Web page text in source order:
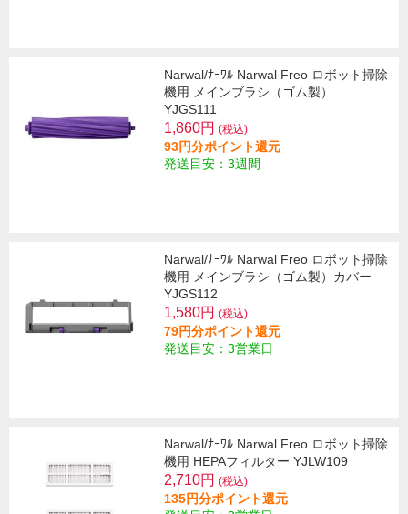
Narwal/ﾅｰﾜﾙ Narwal Freo ロボット掃除
機用 メインブラシ（ゴム製）
YJGS111
1,860円 (税込)
93円分ポイント還元
発送目安：3週間
Narwal/ﾅｰﾜﾙ Narwal Freo ロボット掃除
機用 メインブラシ（ゴム製）カバー
YJGS112
1,580円 (税込)
79円分ポイント還元
発送目安：3営業日
Narwal/ﾅｰﾜﾙ Narwal Freo ロボット掃除
機用 HEPAフィルター YJLW109
2,710円 (税込)
135円分ポイント還元